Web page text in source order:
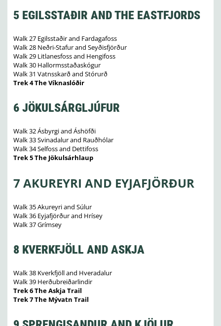
5 EGILSSTAÐIR AND THE EASTFJORDS
Walk 27 Egilsstaðir and Fardagafoss
Walk 28 Neðri-Stafur and Seyðisfjörður
Walk 29 Litlanesfoss and Hengifoss
Walk 30 Hallormsstaðaskógur
Walk 31 Vatnsskarð and Stórurð
Trek 4 The Víknaslóðir
6 JÖKULSÁRGLJÚFUR
Walk 32 Ásbyrgi and Áshöfði
Walk 33 Svinadalur and Rauðhólar
Walk 34 Selfoss and Dettifoss
Trek 5 The Jökulsárhlaup
7 AKUREYRI AND EYJAFJÖRÐUR
Walk 35 Akureyri and Súlur
Walk 36 Eyjafjörður and Hrísey
Walk 37 Grímsey
8 KVERKFJÖLL AND ASKJA
Walk 38 Kverkfjöll and Hveradalur
Walk 39 Herðubreiðarlindir
Trek 6 The Askja Trail
Trek 7 The Mývatn Trail